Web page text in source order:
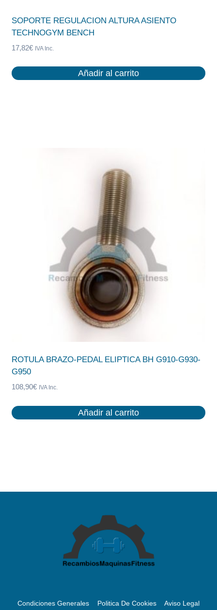
SOPORTE REGULACION ALTURA ASIENTO
TECHNOGYM BENCH
17,82€ IVA Inc.
Añadir al carrito
ROTULA BRAZO-PEDAL ELIPTICA BH G910-G930-
G950
108,90€ IVA Inc.
Añadir al carrito
Condiciones Generales Politica De Cookies Aviso Legal